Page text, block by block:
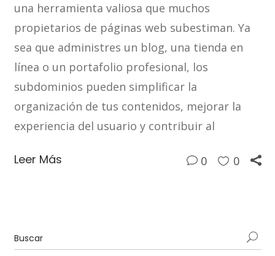
una herramienta valiosa que muchos
propietarios de páginas web subestiman. Ya
sea que administres un blog, una tienda en
línea o un portafolio profesional, los
subdominios pueden simplificar la
organización de tus contenidos, mejorar la
experiencia del usuario y contribuir al
Leer Más 0 0